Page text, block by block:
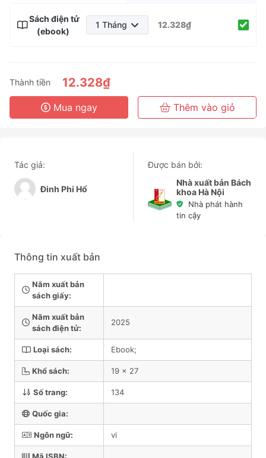
Sách điện tử
(ebook)
1 Tháng
6 Tháng
3 Năm
12.328₫
Thành tiền 12.328₫
Mua ngay Thêm vào giỏ
Tác giả:
Đinh Phi Hổ
Được bán bởi:
Nhà xuất bản Bách
khoa Hà Nội
Nhà phát hành
tin cậy
Thông tin xuất bản
Năm xuất bản
sách giấy:
Năm xuất bản
sách điện tử:
2025
Loại sách: Ebook;
Khổ sách: 19 x 27
Số trang: 134
Quốc gia:
Ngôn ngữ: vi
Mã ISBN: